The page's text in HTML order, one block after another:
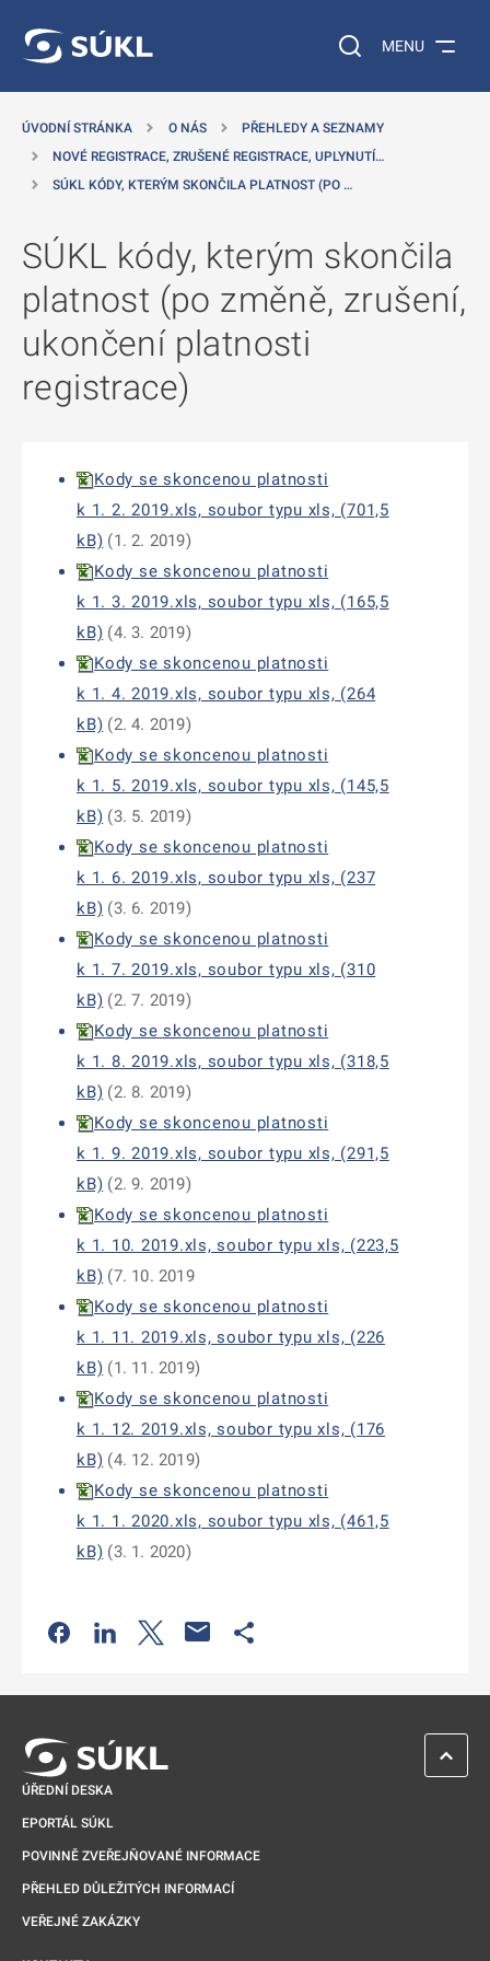
Vyhledávání na
MENU
ÚVODNÍ STRÁNKA O NÁS
PŘEHLEDY A SEZNAMY
NOVÉ REGISTRACE, ZRUŠENÉ REGISTRACE, UPLYNUTÍ…
SÚKL KÓDY, KTERÝM SKONČILA PLATNOST (PO …
SÚKL kódy, kterým skončila
platnost (po změně, zrušení,
ukončení platnosti
registrace)
Kody se skoncenou platnosti
k 1. 2. 2019.xls, soubor typu xls, (701,5
kB) (1. 2. 2019)
Kody se skoncenou platnosti
k 1. 3. 2019.xls, soubor typu xls, (165,5
kB) (4. 3. 2019)
Kody se skoncenou platnosti
k 1. 4. 2019.xls, soubor typu xls, (264
kB) (2. 4. 2019)
Kody se skoncenou platnosti
k 1. 5. 2019.xls, soubor typu xls, (145,5
kB) (3. 5. 2019)
Kody se skoncenou platnosti
k 1. 6. 2019.xls, soubor typu xls, (237
kB) (3. 6. 2019)
Kody se skoncenou platnosti
k 1. 7. 2019.xls, soubor typu xls, (310
kB) (2. 7. 2019)
Kody se skoncenou platnosti
k 1. 8. 2019.xls, soubor typu xls, (318,5
kB) (2. 8. 2019)
Kody se skoncenou platnosti
k 1. 9. 2019.xls, soubor typu xls, (291,5
kB) (2. 9. 2019)
Kody se skoncenou platnosti
k 1. 10. 2019.xls, soubor typu xls, (223,5
kB) (7. 10. 2019
Kody se skoncenou platnosti
k 1. 11. 2019.xls, soubor typu xls, (226
kB) (1. 11. 2019)
Kody se skoncenou platnosti
k 1. 12. 2019.xls, soubor typu xls, (176
kB) (4. 12. 2019)
Kody se skoncenou platnosti
k 1. 1. 2020.xls, soubor typu xls, (461,5
kB) (3. 1. 2020)
Odkaz se otevře na nové kartě
Odkaz se otevře na nové kartě
Odkaz se otevře na nové kartě
ÚŘEDNÍ DESKA
EPORTÁL SÚKL
POVINNĚ ZVEŘEJŇOVANÉ INFORMACE
PŘEHLED DŮLEŽITÝCH INFORMACÍ
VEŘEJNÉ ZAKÁZKY
ZPĚT